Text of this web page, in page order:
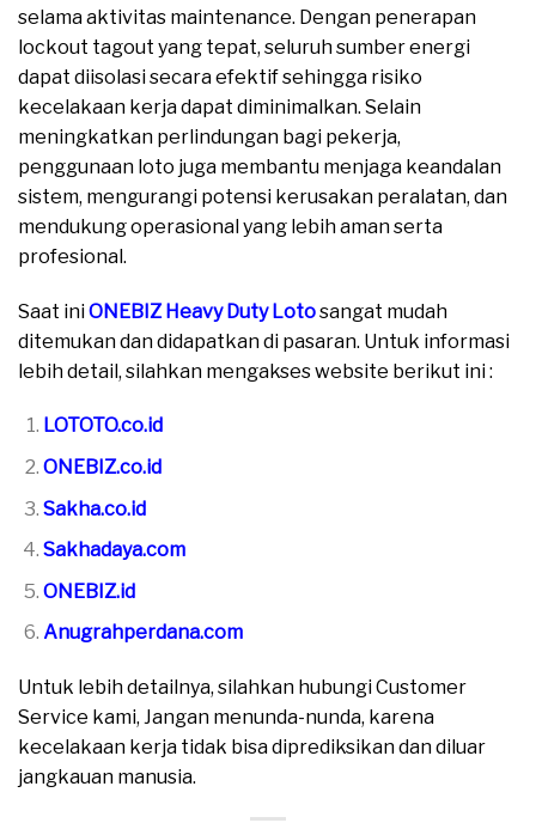
selama aktivitas maintenance. Dengan penerapan
lockout tagout yang tepat, seluruh sumber energi
dapat diisolasi secara efektif sehingga risiko
kecelakaan kerja dapat diminimalkan. Selain
meningkatkan perlindungan bagi pekerja,
penggunaan loto juga membantu menjaga keandalan
sistem, mengurangi potensi kerusakan peralatan, dan
mendukung operasional yang lebih aman serta
profesional.
Saat iniONEBIZ Heavy Duty Lotosangat mudah
ditemukan dan didapatkan di pasaran. Untuk informasi
lebih detail, silahkan mengakses website berikut ini :
LOTOTO.co.id
ONEBIZ.co.id
Sakha.co.id
Sakhadaya.com
ONEBIZ.id
Anugrahperdana.com
Untuk lebih detailnya, silahkan hubungi Customer
Service kami, Jangan menunda-nunda, karena
kecelakaan kerja tidak bisa diprediksikan dan diluar
jangkauan manusia.